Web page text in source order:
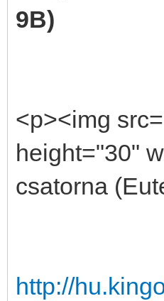
9B)
<p><img
height="30"
csatorna
http://